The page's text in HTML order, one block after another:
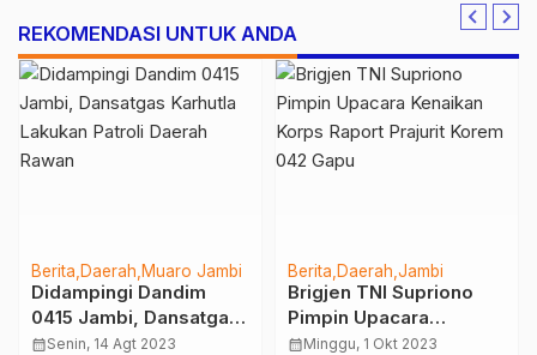
REKOMENDASI UNTUK ANDA
Berita Daerah Muaro Jambi
Didampingi Dandim
0415 Jambi, Dansatgas
Karhutla Lakukan Patroli
calendar_monthSenin, 14 Agt 2023
Berita Daerah Jambi
Brigjen TNI Supriono
Pimpin Upacara
Kenaikan Korps Raport
calendar_monthMinggu, 1 Okt 2023